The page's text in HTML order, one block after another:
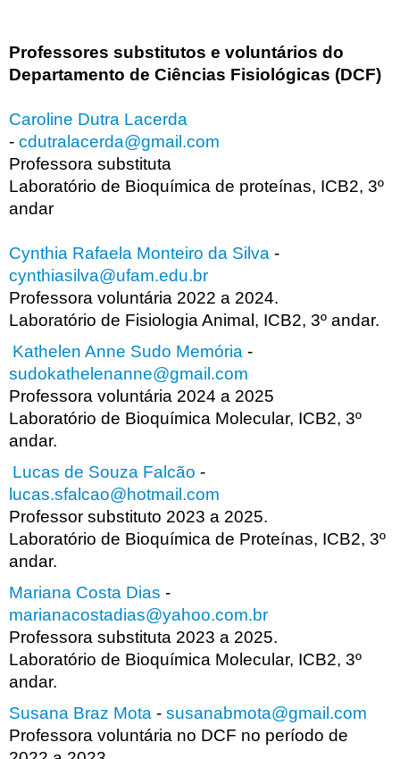
Professores substitutos e voluntários do
Departamento de Ciências Fisiológicas (DCF)
Caroline Dutra Lacerda
- cdutralacerda@gmail.com
Professora substituta
Laboratório de Bioquímica de proteínas, ICB2, 3º
andar
Cynthia Rafaela Monteiro da Silva -
cynthiasilva@ufam.edu.br
Professora voluntária 2022 a 2024.
Laboratório de Fisiologia Animal, ICB2, 3º andar.
Kathelen Anne Sudo Memória -
sudokathelenanne@gmail.com
Professora voluntária 2024 a 2025
Laboratório de Bioquímica Molecular, ICB2, 3º
andar.
Lucas de Souza Falcão -
lucas.sfalcao@hotmail.com
Professor substituto 2023 a 2025.
Laboratório de Bioquímica de Proteínas, ICB2, 3º
andar.
Mariana Costa Dias -
marianacostadias@yahoo.com.br
Professora substituta 2023 a 2025.
Laboratório de Bioquímica Molecular, ICB2, 3º
andar.
Susana Braz Mota - susanabmota@gmail.com
Professora voluntária no DCF no período de